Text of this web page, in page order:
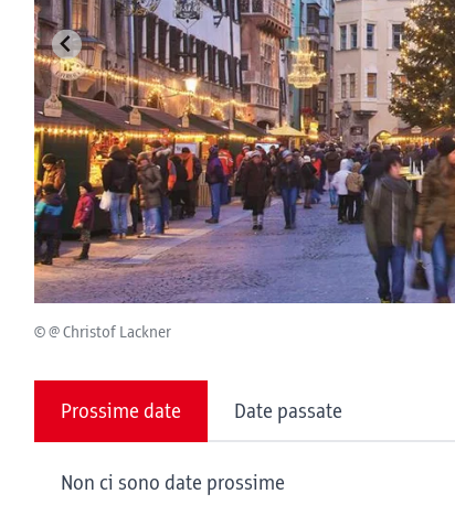
© @ Christof Lackner
Prossime date Date passate
Non ci sono date prossime